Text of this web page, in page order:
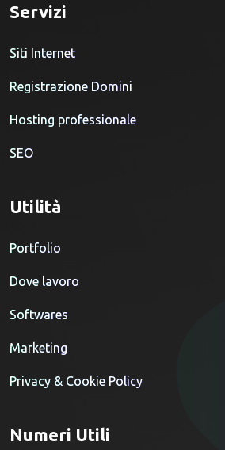
Servizi
Siti Internet
Registrazione Domini
Hosting professionale
SEO
Utilità
Portfolio
Dove lavoro
Softwares
Marketing
Privacy & Cookie Policy
Numeri Utili